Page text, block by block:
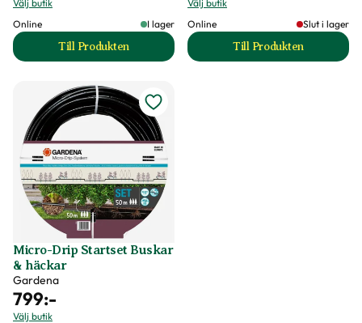
Välj butik
Online
I lager
Till Produkten
till Fuktslang produktsida
Välj butik
Online
Slut i lager
Till Produkten
till Droppslang
Micro-Drip Startset Buskar
& häckar
Gardena
799:-
Välj butik